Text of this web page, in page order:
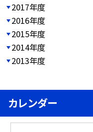
2017年度
2016年度
2015年度
2014年度
2013年度
カレンダー